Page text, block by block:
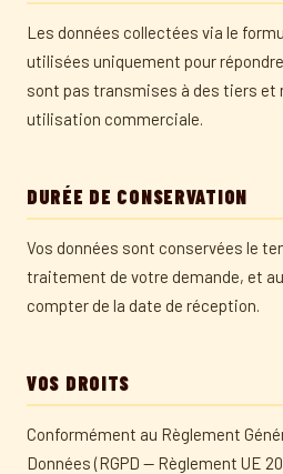
Les données collectées via le
utilisées uniquement pour
sont pas transmises à des tiers et
utilisation commerciale.
DURÉE DE CONSERVATION
Vos données sont conservées le
traitement de votre demande, et
compter de la date de réception.
VOS DROITS
Conformément au Règlement
Données (RGPD — Règlement UE